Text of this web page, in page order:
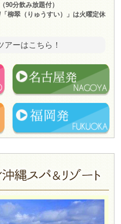
90分飲み放題付）
柳翠（りゅうすい）」は火曜定休
アーはこちら！